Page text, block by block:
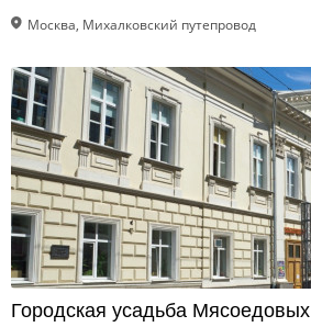
Москва, Михалковский путепровод
Городская усадьба Мясоедовых